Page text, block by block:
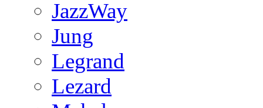
JazzWay
Jung
Legrand
Lezard